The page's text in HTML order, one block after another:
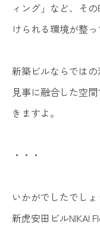
ィング」など、そ
けられる環境が整
新築ビルならでは
見事に融合した空
きますよ。
・・・
いかがでしたでしょ
新虎安田ビルNIKAI